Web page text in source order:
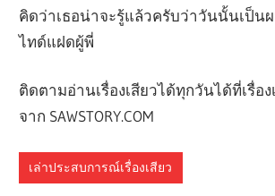
คิดว่าเธอน่าจะรู้แล้วครับว่าวันนั้นเป็นผ
ไทด์แฝดผู้พี่
ติดตามอ่านเรื่องเสียวได้ทุกวันได้ที่เรื่อ
จาก SAWSTORY.COM
เล่าประสบการณ์เรื่องเสียว